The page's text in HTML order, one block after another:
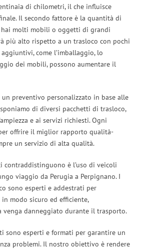
di chilometri, il che influisce
Il secondo fattore è la quantità di
hai molti mobili o oggetti di grandi
più alto rispetto a un trasloco con pochi
come l’imballaggio, lo
dei mobili, possono aumentare il
un preventivo personalizzato in base alle
di diversi pacchetti di trasloco,
e ai servizi richiesti. Ogni
offrire il miglior rapporto qualità-
un servizio di alta qualità.
contraddistinguono è l’uso di veicoli
viaggio da Perugia a Perpignano. I
sono esperti e addestrati per
modo sicuro ed efficiente,
venga danneggiato durante il trasporto.
sono esperti e formati per garantire un
problemi. Il nostro obiettivo è rendere